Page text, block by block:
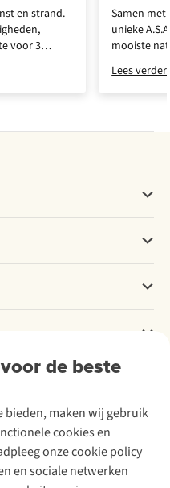
en strand.
voor 3
Samen
unieke
mooiste
voor een
Lees verder
de beste
bieden, maken wij gebruik
cookies en
onze cookie policy
en sociale netwerken